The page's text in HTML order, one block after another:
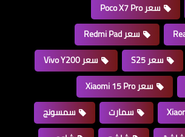
سعر Poco X7 Pro
سعر Redmi Pad
سعر S25
سعر Vivo Y200
سعر Xiaomi 15 Pro
سمارت
سمسونج